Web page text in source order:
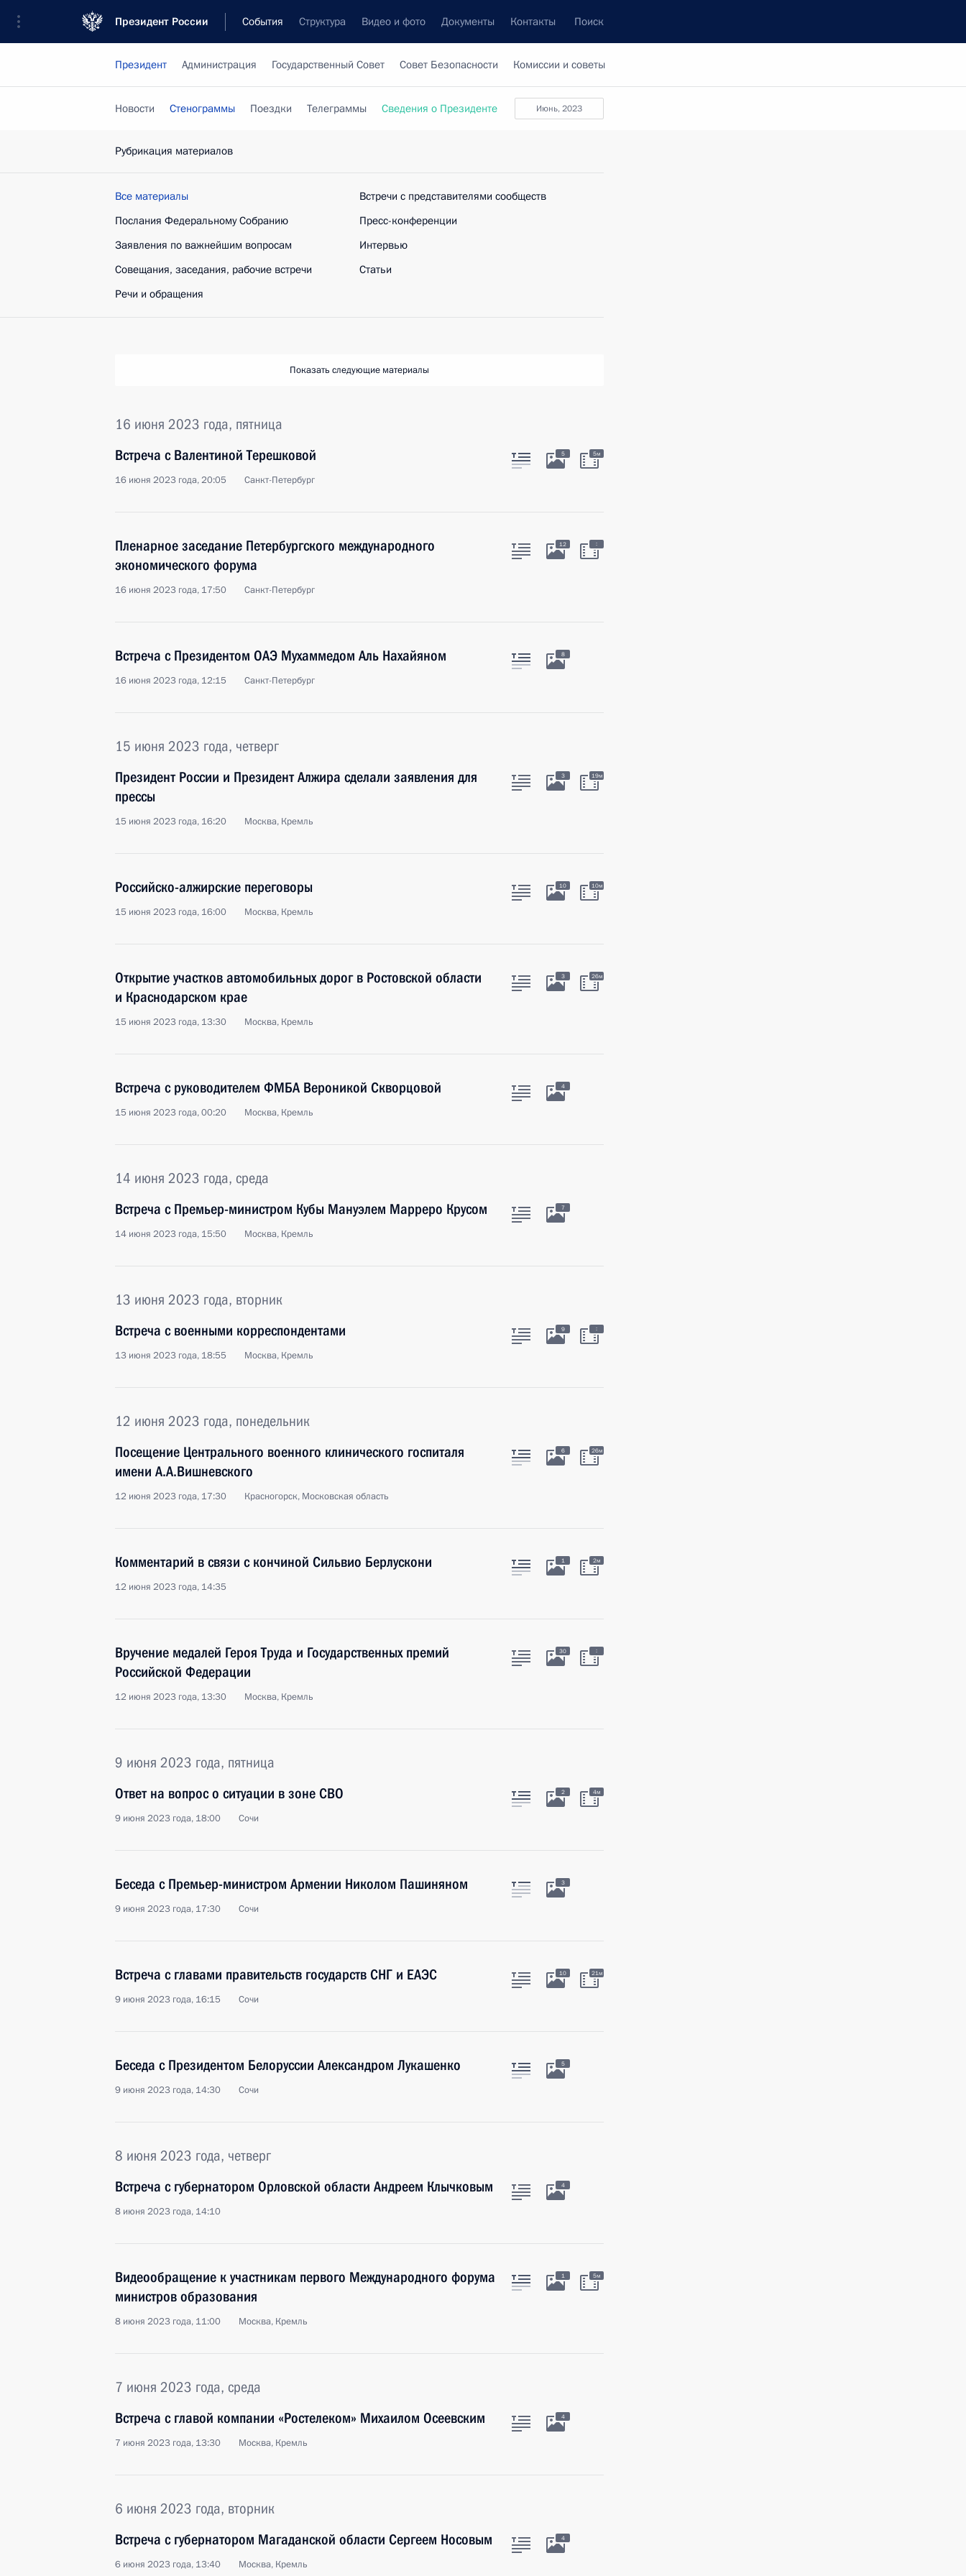
Президент России События Структура Видео и фото Документы Контакты Поиск
Президент Администрация Государственный Совет Совет Безопасности Комиссии и советы
июнь, 2023
Новости Стенограммы Поездки Телеграммы Сведения о Президенте
Рубрикация материалов
Все материалы
Послания Федеральному Собранию
Заявления по важнейшим вопросам
Совещания, заседания, рабочие встречи
Речи и обращения
Встречи с представителями сообществ
Пресс-конференции
Интервью
Статьи
Показать следующие материалы
16 июня 2023 года, пятница
Встреча с Валентиной Терешковой
16 июня 2023 года, 20:05 Санкт-Петербург
5 5м
Пленарное заседание Петербургского международного
экономического форума
16 июня 2023 года, 17:50 Санкт-Петербург
12 :
Встреча с Президентом ОАЭ Мухаммедом Аль Нахайяном
16 июня 2023 года, 12:15 Санкт-Петербург
8
15 июня 2023 года, четверг
Президент России и Президент Алжира сделали заявления для
прессы
15 июня 2023 года, 16:20 Москва, Кремль
3 19м
Российско-алжирские переговоры
15 июня 2023 года, 16:00 Москва, Кремль
10 10м
Открытие участков автомобильных дорог в Ростовской области
и Краснодарском крае
15 июня 2023 года, 13:30 Москва, Кремль
3 26м
Встреча с руководителем ФМБА Вероникой Скворцовой
15 июня 2023 года, 00:20 Москва, Кремль
4
14 июня 2023 года, среда
Встреча с Премьер-министром Кубы Мануэлем Марреро Крусом
14 июня 2023 года, 15:50 Москва, Кремль
7
13 июня 2023 года, вторник
Встреча с военными корреспондентами
13 июня 2023 года, 18:55 Москва, Кремль
9 :
12 июня 2023 года, понедельник
Посещение Центрального военного клинического госпиталя
имени А.А.Вишневского
12 июня 2023 года, 17:30 Красногорск, Московская область
6 26м
Комментарий в связи с кончиной Сильвио Берлускони
12 июня 2023 года, 14:35
1 2м
Вручение медалей Героя Труда и Государственных премий
Российской Федерации
12 июня 2023 года, 13:30 Москва, Кремль
30 :
9 июня 2023 года, пятница
Ответ на вопрос о ситуации в зоне СВО
9 июня 2023 года, 18:00 Сочи
2 4м
Беседа с Премьер-министром Армении Николом Пашиняном
9 июня 2023 года, 17:30 Сочи
3
Встреча с главами правительств государств СНГ и ЕАЭС
9 июня 2023 года, 16:15 Сочи
10 21м
Беседа с Президентом Белоруссии Александром Лукашенко
9 июня 2023 года, 14:30 Сочи
5
8 июня 2023 года, четверг
Встреча с губернатором Орловской области Андреем Клычковым
8 июня 2023 года, 14:10
4
Видеообращение к участникам первого Международного форума
министров образования
8 июня 2023 года, 11:00 Москва, Кремль
1 5м
7 июня 2023 года, среда
Встреча с главой компании «Ростелеком» Михаилом Осеевским
7 июня 2023 года, 13:30 Москва, Кремль
4
6 июня 2023 года, вторник
Встреча с губернатором Магаданской области Сергеем Носовым
6 июня 2023 года, 13:40 Москва, Кремль
4